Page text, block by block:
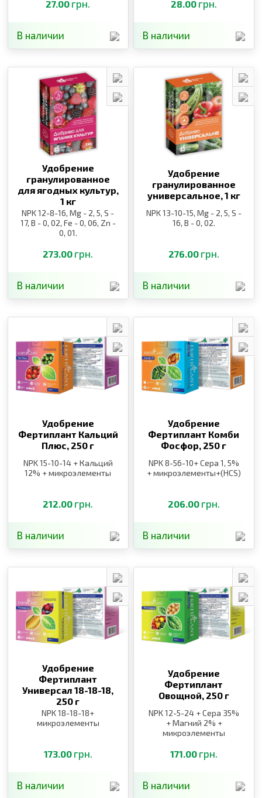
27.00 грн.
В наличии
28.00 грн.
В наличии
Удобрение
гранулированное
для ягодных культур,
1 кг
NPK 12-8-16, Mg - 2, 5, S -
17, B - 0, 02, Fe - 0, 06, Zn -
0, 01.
273.00 грн.
В наличии
Удобрение
гранулированное
универсальное,1 кг
NPK 13-10-15, Mg - 2, 5, S -
16, B - 0, 02.
276.00 грн.
В наличии
Удобрение
Фертиплант Кальций
Плюс, 250 г
NPK 15-10-14 + Кальций
12% + микроэлементы
212.00 грн.
В наличии
Удобрение
Фертиплант Комби
Фосфор, 250 г
NPK 8-56-10+ Сера 1, 5%
+ микроэлементы+(HCS)
206.00 грн.
В наличии
Удобрение
Фертиплант
Универсал 18-18-18,
250 г
NPK 18-18-18+
микроэлементы
173.00 грн.
В наличии
Удобрение
Фертиплант
Овощной, 250 г
NPK 12-5-24 + Сера 35%
+ Магний 2% +
микроэлементы
171.00 грн.
В наличии